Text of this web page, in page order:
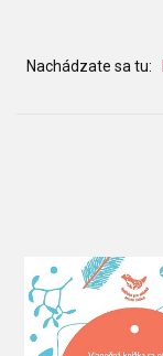
Nachádzate sa tu: